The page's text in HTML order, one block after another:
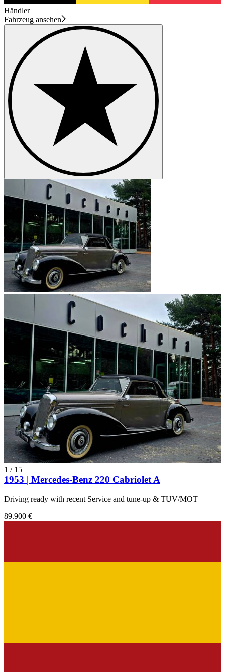
Händler
Fahrzeug ansehen
1 / 15
1953 | Mercedes-Benz 220 Cabriolet A
Driving ready with recent Service and tune-up & TUV/MOT
89.900 €